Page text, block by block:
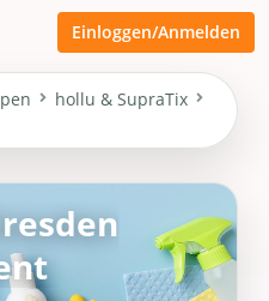
Einloggen/Anmelden
hollu & SupraTix